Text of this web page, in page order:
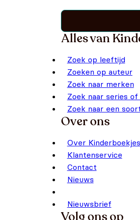
Alles van
Zoek op leeftijd
Zoeken op auteur
Zoek naar merken
Zoek naar series
Zoek naar een
Over ons
Over
Klantenservice
Contact
Nieuws
Nieuwsbrief